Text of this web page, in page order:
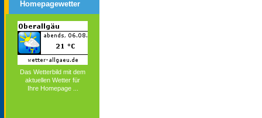
Homepagewetter
Das Wetterbild mit dem
aktuellen Wetter für
Ihre Homepage ...